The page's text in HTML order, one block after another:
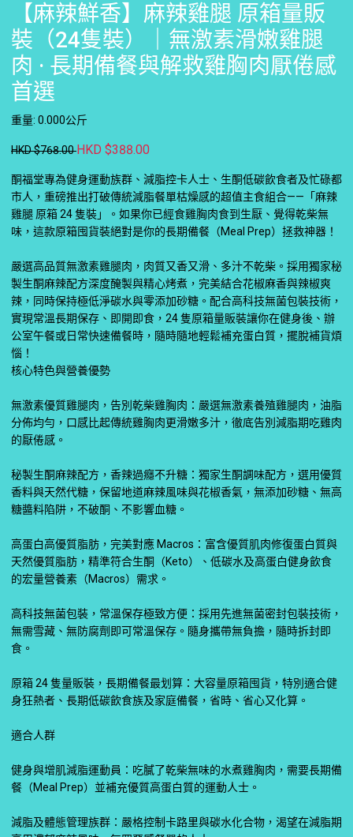
【麻辣鮮香】麻辣雞腿 原箱量販
裝（24隻裝）｜無激素滑嫩雞腿
肉 · 長期備餐與解救雞胸肉厭倦感
首選
重量: 0.000公斤
HKD $768.00HKD $388.00
酮福堂專為健身運動族群、減脂控卡人士、生酮低碳飲食者及忙碌都
市人，重磅推出打破傳統減脂餐單枯燥感的超值主食組合——「麻辣
雞腿 原箱 24 隻裝」。如果你已經食雞胸肉食到生厭、覺得乾柴無
味，這款原箱囤貨裝絕對是你的長期備餐（Meal Prep）拯救神器！
嚴選高品質無激素雞腿肉，肉質又香又滑、多汁不乾柴。採用獨家秘
製生酮麻辣配方深度醃製與精心烤煮，完美結合花椒麻香與辣椒爽
辣，同時保持極低淨碳水與零添加砂糖。配合高科技無菌包裝技術，
實現常溫長期保存、即開即食，24 隻原箱量販裝讓你在健身後、辦
公室午餐或日常快速備餐時，隨時隨地輕鬆補充蛋白質，擺脫補貨煩
惱！
核心特色與營養優勢
無激素優質雞腿肉，告別乾柴雞胸肉：嚴選無激素養殖雞腿肉，油脂
分佈均勻，口感比起傳統雞胸肉更滑嫩多汁，徹底告別減脂期吃雞肉
的厭倦感。
秘製生酮麻辣配方，香辣過癮不升糖：獨家生酮調味配方，選用優質
香料與天然代糖，保留地道麻辣風味與花椒香氣，無添加砂糖、無高
糖醬料陷阱，不破酮、不影響血糖。
高蛋白高優質脂肪，完美對應 Macros：富含優質肌肉修復蛋白質與
天然優質脂肪，精準符合生酮（Keto）、低碳水及高蛋白健身飲食
的宏量營養素（Macros）需求。
高科技無菌包裝，常溫保存極致方便：採用先進無菌密封包裝技術，
無需雪藏、無防腐劑即可常溫保存。隨身攜帶無負擔，隨時拆封即
食。
原箱 24 隻量販裝，長期備餐最划算：大容量原箱囤貨，特別適合健
身狂熱者、長期低碳飲食族及家庭備餐，省時、省心又化算。
適合人群
健身與增肌減脂運動員：吃膩了乾柴無味的水煮雞胸肉，需要長期備
餐（Meal Prep）並補充優質高蛋白質的運動人士。
減脂及體態管理族群：嚴格控制卡路里與碳水化合物，渴望在減脂期